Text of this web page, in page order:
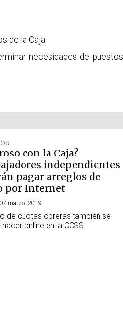
de la Caja
necesidades de puestos
con la Caja?
independientes
pagar arreglos de
por Internet
marzo, 2019
de cuotas obreras también se
hacer online en la CCSS.